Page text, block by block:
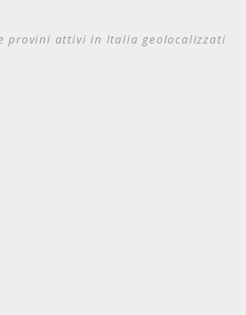
provini attivi in Italia geolocalizzati